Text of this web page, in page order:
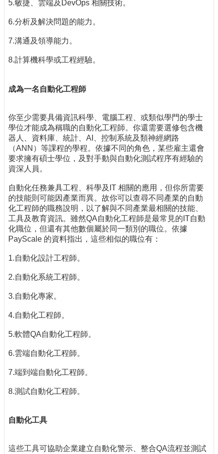
5.敏捷、雲端及DevOps 相關技術。
6.分析及解決問題的能力。
7.溝通及領導能力。
8.計算機科學或工程經驗。
成為一名自動化工程師
你至少需要具備資訊科學、電腦工程、或類似學門的學士
學位才能成為稱職的自動化工程師。你還需要選修包含機
器人、資料庫、統計、AI、控制系統及類神經網路
（ANN）等課程的學程。依據不同的角色，某些雇主還會
要求擁有碩士學位，及對手動與自動化測試程序有經驗的
資深人員。
自動化任務兼具工程、科學及IT 相關的應用，但你所需要
的技能則可能因產業而異。故你可以查尋不同產業的自動
化工程師的職務說明，以了解與不同產業最相關的技能、
工具及教育資訊。雖然QA自動化工程師是最常見的IT自動
化職位，但還有其他數個屬於同一類別的職位。依據
PayScale 的資料指出，這些相似的職位有：
1.自動化設計工程師。
2.自動化系統工程師。
3.自動化專家。
4.自動化工程師。
5.軟體QA自動化工程師。
6.雲端自動化工程師。
7.端到端自動化工程師。
8.測試自動化工程師。
自動化工具
這些工具可協助企業建立自動化警示、整合QA流程並測試